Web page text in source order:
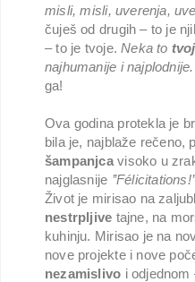
misli, misli, uverenja,
čuješ od drugih – to je
– to je tvoje.Neka to
najhumanije i najplodnije.
ga!
Ova godina protekla je
bila je, najblaže rečeno,
šampanjcavisoko u
najglasnije
Život je mirisao na
nestrpljive tajne, na
kuhinju. Mirisao je na
nove projekte i nove
nezamislivo i